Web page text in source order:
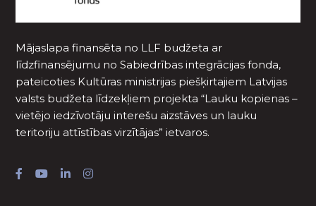
Mājaslapa finansēta no LLF budžeta ar
līdzfinansējumu no Sabiedrības integrācijas fonda,
pateicoties Kultūras ministrijas piešķirtajiem Latvijas
valsts budžeta līdzekļiem projekta “Lauku kopienas –
vietējo iedzīvotāju interešu aizstāves un lauku
teritoriju attīstības virzītājas” ietvaros.